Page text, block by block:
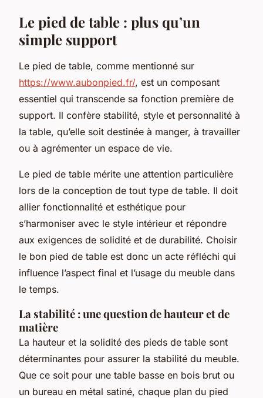
Le pied de table : plus qu’un
simple support
Le pied de table, comme mentionné sur
https://www.aubonpied.fr/, est un composant
essentiel qui transcende sa fonction première de
support. Il confère stabilité, style et personnalité à
la table, qu’elle soit destinée à manger, à travailler
ou à agrémenter un espace de vie.
Le pied de table mérite une attention particulière
lors de la conception de tout type de table. Il doit
allier fonctionnalité et esthétique pour
s’harmoniser avec le style intérieur et répondre
aux exigences de solidité et de durabilité. Choisir
le bon pied de table est donc un acte réfléchi qui
influence l’aspect final et l’usage du meuble dans
le temps.
La stabilité : une question de hauteur et de
matière
La hauteur et la solidité des pieds de table sont
déterminantes pour assurer la stabilité du meuble.
Que ce soit pour une table basse en bois brut ou
un bureau en métal satiné, chaque plan du pied